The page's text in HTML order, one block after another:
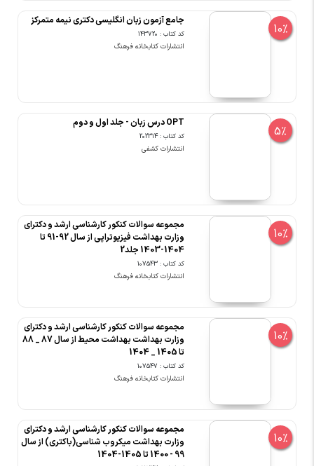
10%
جامع آزمون زبان انگلیسی دکتری نیمه متمرکز
کد کتاب : 143720
انتشارات کتابخانه فرهنگ
5%
OPT درس زبان - جلد اول و دوم
کد کتاب : 202314
انتشارات کشفی
10%
مجموعه سوالات کنکور کارشناسی ارشد و دکترای
وزارت بهداشت فیزیوتراپی از سال 92-91 تا
1404-1403 جلد2
کد کتاب : 107543
انتشارات کتابخانه فرهنگ
10%
مجموعه سوالات کنکور کارشناسی ارشد و دکترای
وزارت بهداشت بهداشت محیط از سال 87 _ 88
تا 1405 _ 1404
کد کتاب : 107547
انتشارات کتابخانه فرهنگ
10%
مجموعه سوالات کنکور کارشناسی ارشد و دکترای
وزارت بهداشت میکروب شناسی(باکتری) از سال
99 - 1400 تا 1405-1404